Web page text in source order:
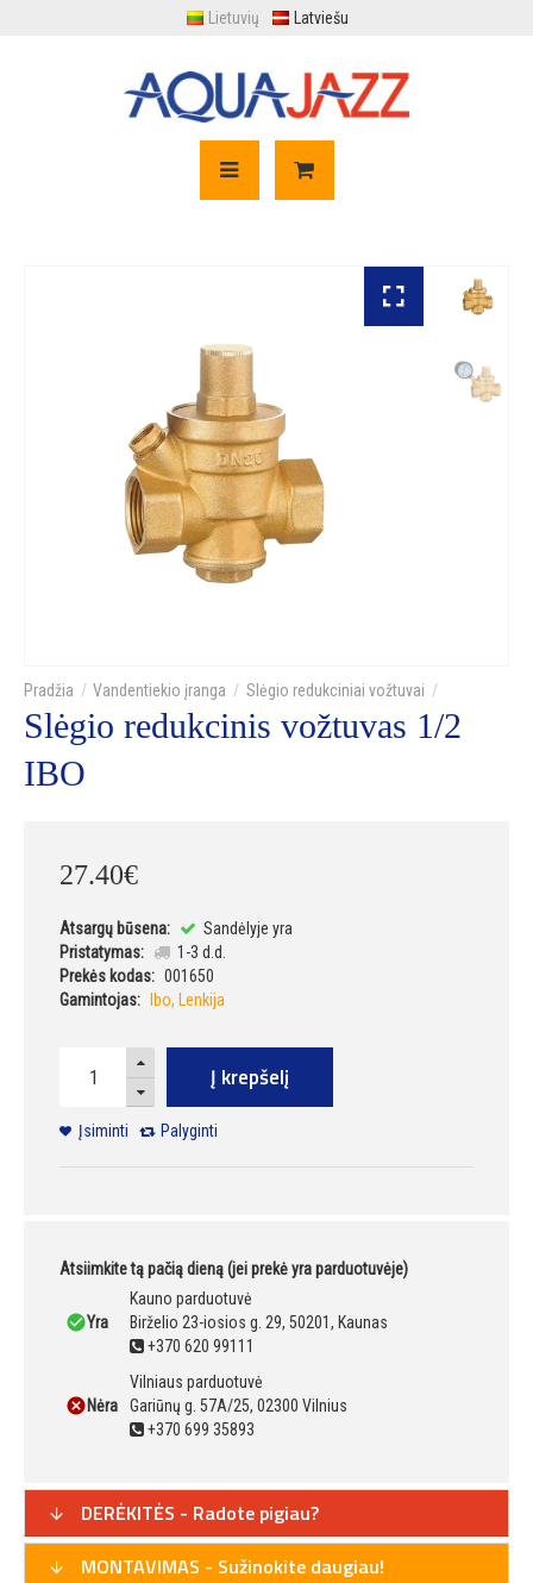
Lietuvių Latviešu
Vandentiekio įranga Slėgio redukciniai vožtuvai
Slėgio redukcinis vožtuvas 1/2
IBO
27.40€
Atsargų būsena:
Sandėlyje yra
Pristatymas:
1-3 d.d.
Prekės kodas: 001650
Gamintojas:
Ibo, Lenkija
Į krepšelį
Įsiminti Palyginti
Atsiimkite tą pačią dieną (jei prekė yra parduotuvėje)
Yra
Kauno parduotuvė
Birželio 23-iosios g. 29, 50201, Kaunas
+370 620 99111
Nėra
Vilniaus parduotuvė
Gariūnų g. 57A/25, 02300 Vilnius
+370 699 35893
DERĖKITĖS - Radote pigiau?
MONTAVIMAS - Sužinokite daugiau!